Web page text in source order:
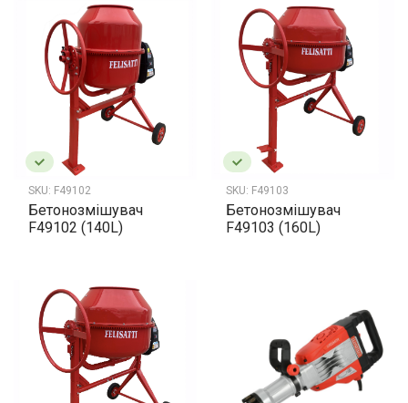
SKU: F49102
Бетонозмішувач
F49102 (140L)
SKU: F49103
Бетонозмішувач
F49103 (160L)